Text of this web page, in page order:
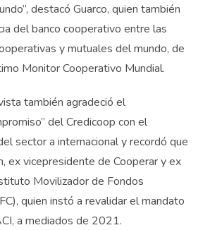
destacó Guarco, quien también
del banco cooperativo entre las
y mutuales del mundo, de
Monitor Cooperativo Mundial.
también agradeció el
del Credicoop con el
sector a internacional y recordó que
ex vicepresidente de Cooperar y ex
Movilizador de Fondos
quien instó a revalidar el mandato
a mediados de 2021.